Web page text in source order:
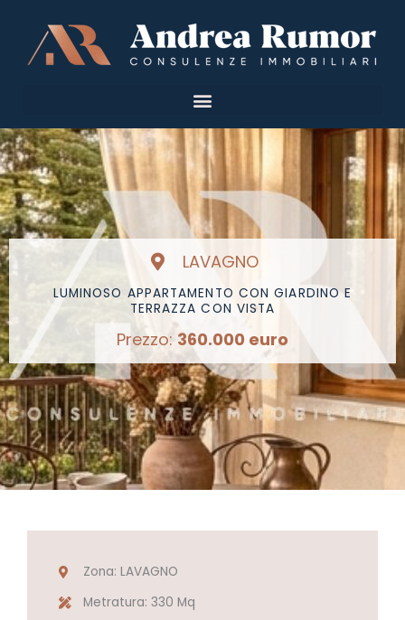
contenuto
LAVAGNO
LUMINOSO APPARTAMENTO CON GIARDINO E
TERRAZZA CON VISTA
Prezzo: 360.000 euro
Zona: LAVAGNO
Metratura: 330 Mq